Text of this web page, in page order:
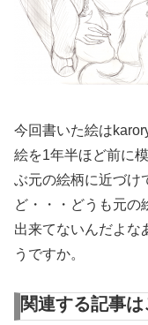
今回書いた絵は
絵を1年半ほど前に
ぶ元の絵柄に近づけ
ど・・・どうも元の
出来てないんだよな
うですか。
関連する記事は